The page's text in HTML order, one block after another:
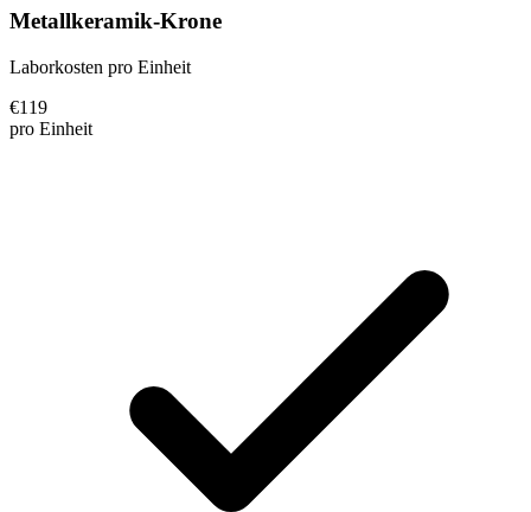
Metallkeramik-Krone
Laborkosten pro Einheit
€119
pro Einheit